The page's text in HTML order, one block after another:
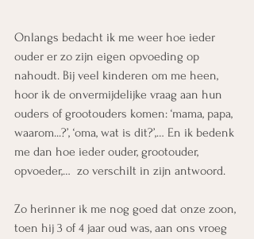
Onlangs bedacht ik me weer hoe ieder
ouder er zo zijn eigen opvoeding op
nahoudt. Bij veel kinderen om me heen,
hoor ik de onvermijdelijke vraag aan hun
ouders of grootouders komen: ‘mama, papa,
waarom...?’, ‘oma, wat is dit?’,… En ik bedenk
me dan hoe ieder ouder, grootouder,
opvoeder,…  zo verschilt in zijn antwoord.
Zo herinner ik me nog goed dat onze zoon,
toen hij 3 of 4 jaar oud was, aan ons vroeg